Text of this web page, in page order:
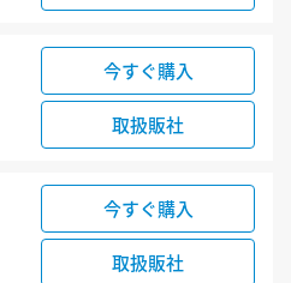
今すぐ購入
取扱販社
今すぐ購入
取扱販社